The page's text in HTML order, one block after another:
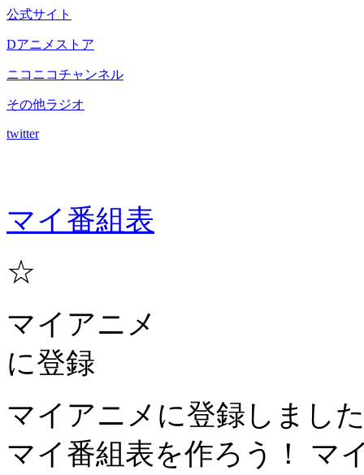
公式サイト
Dアニメストア
ニコニコチャンネル
その他ラジオ
twitter
マイ番組表
☆
マイアニメ
に登録
マイアニメに登録しまし
マイ番組表を作ろう！
マ